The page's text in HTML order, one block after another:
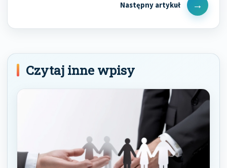
Next
Post
Czytaj inne wpisy